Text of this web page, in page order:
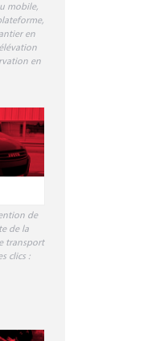
mobile,
en
en
de
de la
transport
clics :